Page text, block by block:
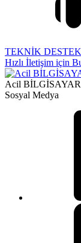
TEKNİK DESTEK
Hızlı İletişim için
Acil
Sosyal Medya